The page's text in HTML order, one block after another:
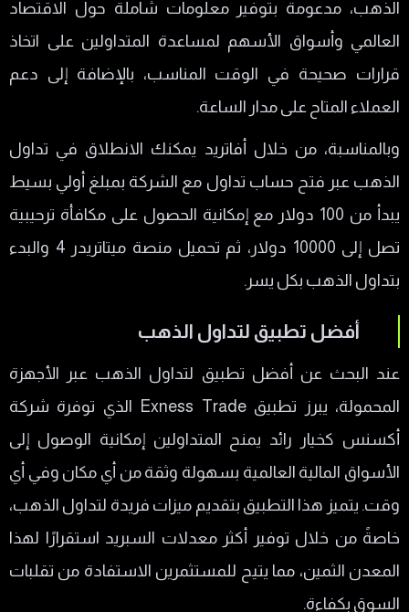
الذهب، مدعومة بتوفير معلومات شاملة حول الاقتصاد
العالمي وأسواق الأسهم لمساعدة المتداولين على اتخاذ
قرارات صحيحة في الوقت المناسب، بالإضافة إلى دعم
العملاء المتاح على مدار الساعة.
وبالمناسبة، من خلال أفاتريد يمكنك الانطلاق في تداول
الذهب عبر فتح حساب تداول مع الشركة بمبلغ أولي بسيط
يبدأ من 100 دولار مع إمكانية الحصول على مكافأة ترحيبية
تصل إلى 10000 دولار، ثم تحميل منصة ميتاتريدر 4 والبدء
بتداول الذهب بكل يسر.
أفضل تطبيق لتداول الذهب
عند البحث عن أفضل تطبيق لتداول الذهب عبر الأجهزة
المحمولة، يبرز تطبيق Exness Trade الذي توفرة شركة
أكسنس كخيار رائد يمنح المتداولين إمكانية الوصول إلى
الأسواق المالية العالمية بسهولة وثقة من أي مكان وفي أي
وقت. يتميز هذا التطبيق بتقديم ميزات فريدة لتداول الذهب،
خاصةً من خلال توفير أكثر معدلات السبريد استقرارًا لهذا
المعدن الثمين، مما يتيح للمستثمرين الاستفادة من تقلبات
السوق بكفاءة.